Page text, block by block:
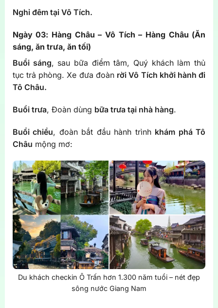
Nghỉ đêm tại Vô Tích.
Ngày 03: Hàng Châu – Vô Tích – Hàng Châu (Ăn
sáng, ăn trưa, ăn tối)
Buổi sáng, sau bữa điểm tâm, Quý khách làm thủ
tục trả phòng. Xe đưa đoàn rời Vô Tích khởi hành đi
Tô Châu.
Buổi trưa, Đoàn dùng bữa trưa tại nhà hàng.
Buổi chiều, đoàn bắt đầu hành trình khám phá Tô
Châu mộng mơ:
Du khách checkin Ô Trấn hơn 1.300 năm tuổi – nét đẹp
sông nước Giang Nam